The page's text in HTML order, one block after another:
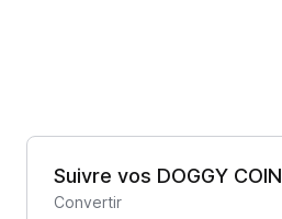
Suivre vos DOGGY COIN
Convertir